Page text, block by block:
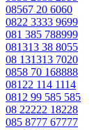
08567 20 6060
0822 3333 9699
081 385 788999
081313 38 8055
08 131313 7020
0858 70 168888
08122 114 1114
0812 99 585 585
08 22222 18228
085 8777 67777